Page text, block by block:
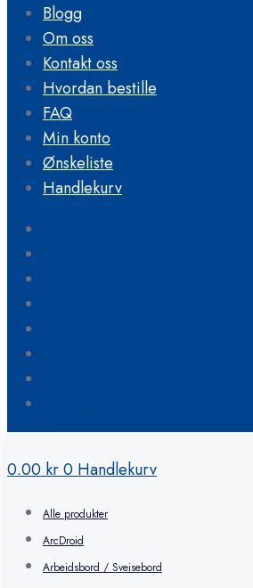
Blogg
Om oss
Kontakt oss
Hvordan bestille
FAQ
Min konto
Ønskeliste
Handlekurv
0.00 kr0 Handlekurv
Alle produkter
ArcDroid
Arbeidsbord / Sveisebord